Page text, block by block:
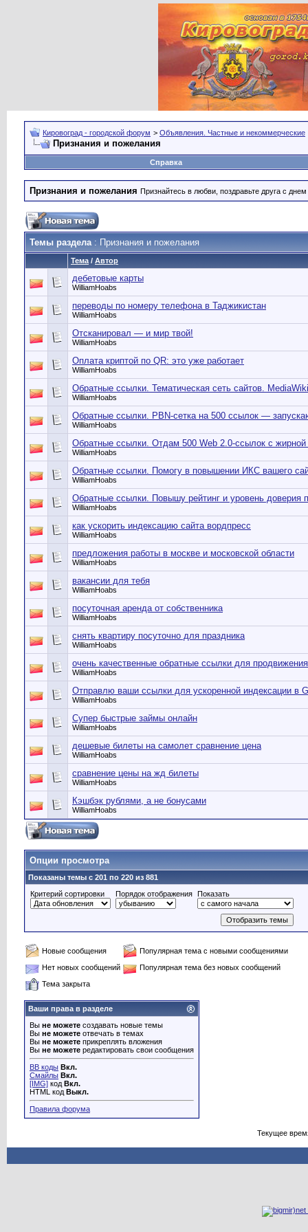
Кировоград - городской форум > Объявления. Частные и некоммерческие
Признания и пожелания
Справка
Признания и пожелания Признайтесь в любви, поздравьте друга с
Темы раздела: Признания и пожелания
Тема / Автор
дебетовые карты
WilliamHoabs
переводы по номеру телефона в Таджикистан
WilliamHoabs
Отсканировал — и мир твой!
WilliamHoabs
Оплата криптой по QR: это уже работает
WilliamHoabs
Обратные ссылки. Тематическая сеть сайтов.
WilliamHoabs
Обратные ссылки. PBN-сетка на 500 ссылок —
WilliamHoabs
Обратные ссылки. Отдам 500 Web 2.0-ссылок с жирной
WilliamHoabs
Обратные ссылки. Помогу в повышении ИКС вашего
WilliamHoabs
Обратные ссылки. Повышу рейтинг и уровень доверия
WilliamHoabs
как ускорить индексацию сайта вордпресс
WilliamHoabs
предложения работы в москве и московской области
WilliamHoabs
вакансии для тебя
WilliamHoabs
посуточная аренда от собственника
WilliamHoabs
снять квартиру посуточно для праздника
WilliamHoabs
очень качественные обратные ссылки для продвижения
WilliamHoabs
Отправлю ваши ссылки для ускоренной индексации в
WilliamHoabs
Супер быстрые займы онлайн
WilliamHoabs
дешевые билеты на самолет сравнение цена
WilliamHoabs
сравнение цены на жд билеты
WilliamHoabs
Кэшбэк рублями, а не бонусами
WilliamHoabs
Опции просмотра
Показаны темы с 201 по 220 из 881
Критерий сортировки
Порядок отображения Показать
Новые сообщения
Популярная тема с новыми сообщениями
Нет новых сообщений
Популярная тема без новых сообщений
Тема закрыта
Ваши права в разделе
Вы не можете создавать новые темы
Вы не можете отвечать в темах
Вы не можете прикреплять вложения
Вы не можете редактировать свои сообщения
BB коды Вкл.
Смайлы Вкл.
[IMG] код Вкл.
HTML код Выкл.
Правила форума
Текущее